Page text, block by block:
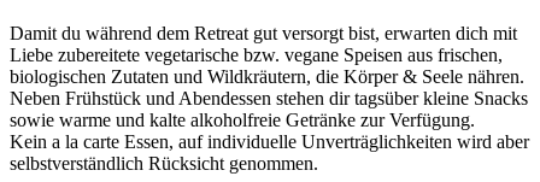
Damit du während dem Retreat gut versorgt bist, erwarten dich mit
Liebe zubereitete vegetarische bzw. vegane Speisen aus frischen,
biologischen Zutaten und Wildkräutern, die Körper & Seele nähren.
Neben Frühstück und Abendessen stehen dir tagsüber kleine Snacks
sowie warme und kalte alkoholfreie Getränke zur Verfügung.
Kein a la carte Essen, auf individuelle Unverträglichkeiten wird aber
selbstverständlich Rücksicht genommen.